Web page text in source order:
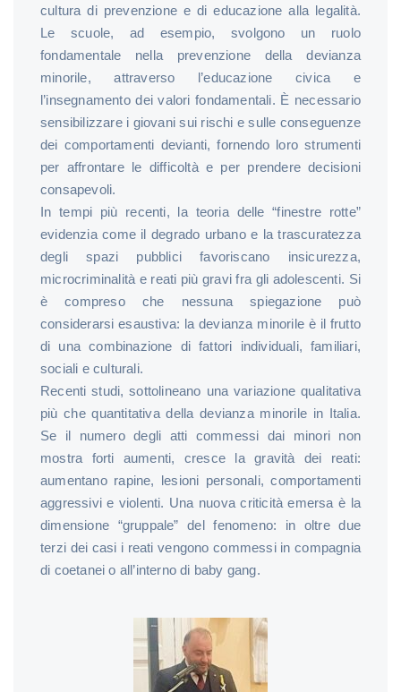
cultura di prevenzione e di educazione alla legalità.
Le scuole, ad esempio, svolgono un ruolo
fondamentale nella prevenzione della devianza
minorile, attraverso l’educazione civica e
l’insegnamento dei valori fondamentali. È necessario
sensibilizzare i giovani sui rischi e sulle conseguenze
dei comportamenti devianti, fornendo loro strumenti
per affrontare le difficoltà e per prendere decisioni
consapevoli.
In tempi più recenti, la teoria delle “finestre rotte”
evidenzia come il degrado urbano e la trascuratezza
degli spazi pubblici favoriscano insicurezza,
microcriminalità e reati più gravi fra gli adolescenti. Si
è compreso che nessuna spiegazione può
considerarsi esaustiva: la devianza minorile è il frutto
di una combinazione di fattori individuali, familiari,
sociali e culturali.
Recenti studi, sottolineano una variazione qualitativa
più che quantitativa della devianza minorile in Italia.
Se il numero degli atti commessi dai minori non
mostra forti aumenti, cresce la gravità dei reati:
aumentano rapine, lesioni personali, comportamenti
aggressivi e violenti. Una nuova criticità emersa è la
dimensione “gruppale” del fenomeno: in oltre due
terzi dei casi i reati vengono commessi in compagnia
di coetanei o all’interno di baby gang.